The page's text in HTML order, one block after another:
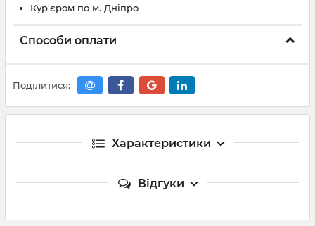
Кур'єром по м. Дніпро
Способи оплати
Поділитися:
Характеристики
Відгуки